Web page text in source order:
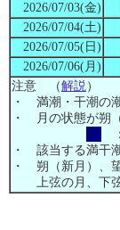
2026/07/03(金)
2026/07/04(土)
2026/07/05(日)
2026/07/06(月)
注意 （解説）
・ 満潮・干潮の
・ 月の状態が朔
・ 該当する満干
・ 朔（新月）、
上弦の月、下弦